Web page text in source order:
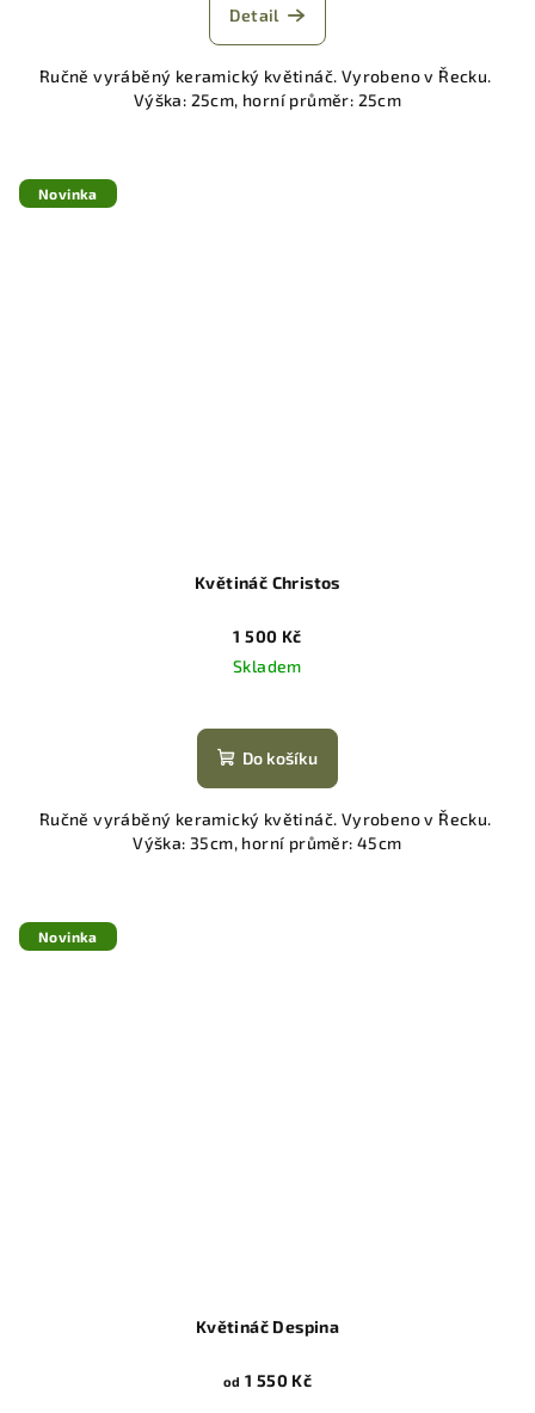
Detail
Ručně vyráběný keramický květináč. Vyrobeno v Řecku.
Výška: 25cm, horní průměr: 25cm
Novinka
Květináč Christos
1 500 Kč
Skladem
Do košíku
Ručně vyráběný keramický květináč. Vyrobeno v Řecku.
Výška: 35cm, horní průměr: 45cm
Novinka
Květináč Despina
od 1 550 Kč